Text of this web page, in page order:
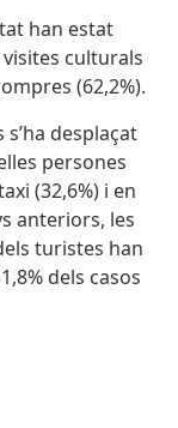
han estat
culturals
(62,2%).
desplaçat
persones
(32,6%) i en
anteriors, les
turistes han
dels casos